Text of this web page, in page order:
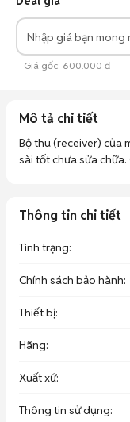
Nhập giá bạn mong
Giá gốc: 600.000 đ
Mô tả chi tiết
Bộ thu (receiver) của
sài tốt chưa sửa chữa.
Thông tin chi tiết
Tình trạng:
Chính sách bảo hành:
Thiết bị:
Hãng:
Xuất xứ:
Thông tin sử dụng: